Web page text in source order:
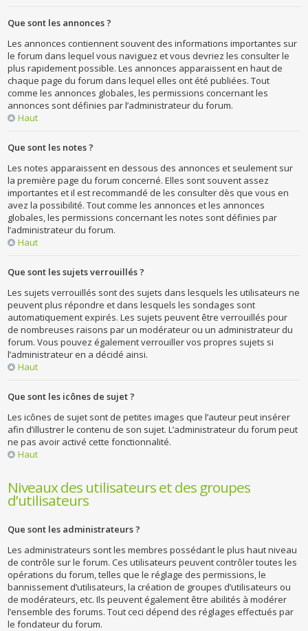
Que sont les annonces ?
Les annonces contiennent souvent des informations importantes sur
le forum dans lequel vous naviguez et vous devriez les consulter le
plus rapidement possible. Les annonces apparaissent en haut de
chaque page du forum dans lequel elles ont été publiées. Tout
comme les annonces globales, les permissions concernant les
annonces sont définies par l’administrateur du forum.
Haut
Que sont les notes ?
Les notes apparaissent en dessous des annonces et seulement sur
la première page du forum concerné. Elles sont souvent assez
importantes et il est recommandé de les consulter dès que vous en
avez la possibilité. Tout comme les annonces et les annonces
globales, les permissions concernant les notes sont définies par
l’administrateur du forum.
Haut
Que sont les sujets verrouillés ?
Les sujets verrouillés sont des sujets dans lesquels les utilisateurs ne
peuvent plus répondre et dans lesquels les sondages sont
automatiquement expirés. Les sujets peuvent être verrouillés pour
de nombreuses raisons par un modérateur ou un administrateur du
forum. Vous pouvez également verrouiller vos propres sujets si
l’administrateur en a décidé ainsi.
Haut
Que sont les icônes de sujet ?
Les icônes de sujet sont de petites images que l’auteur peut insérer
afin d’illustrer le contenu de son sujet. L’administrateur du forum peut
ne pas avoir activé cette fonctionnalité.
Haut
Niveaux des utilisateurs et des groupes
d’utilisateurs
Que sont les administrateurs ?
Les administrateurs sont les membres possédant le plus haut niveau
de contrôle sur le forum. Ces utilisateurs peuvent contrôler toutes les
opérations du forum, telles que le réglage des permissions, le
bannissement d’utilisateurs, la création de groupes d’utilisateurs ou
de modérateurs, etc. Ils peuvent également être abilités à modérer
l’ensemble des forums. Tout ceci dépend des réglages effectués par
le fondateur du forum.